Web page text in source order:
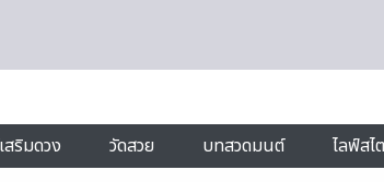
สริมดวง วัดสวย บทสวดมนต์ ไลฟ์สไ